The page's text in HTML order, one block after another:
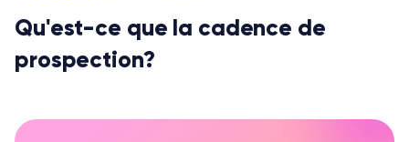
Qu'est-ce que la cadence de
prospection?